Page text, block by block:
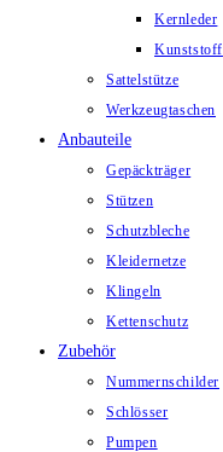
Kernleder
Kunststoff
Sattelstütze
Werkzeugtaschen
Anbauteile
Gepäckträger
Stützen
Schutzbleche
Kleidernetze
Klingeln
Kettenschutz
Zubehör
Nummernschilder
Schlösser
Pumpen